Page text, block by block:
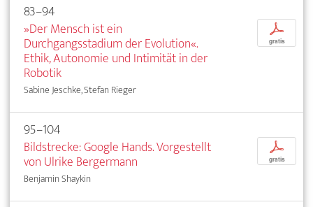
83–94
»Der Mensch ist ein
Durchgangsstadium der Evolution«.
Ethik, Autonomie und Intimität in der
Robotik
Sabine Jeschke, Stefan Rieger
p
gratis
95–104
Bildstrecke: Google Hands. Vorgestellt
von Ulrike Bergermann
Benjamin Shaykin
p
gratis